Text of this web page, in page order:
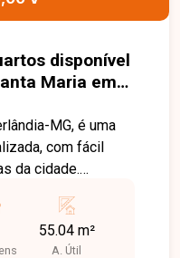
disponível
Maria em
MG, é uma
com fácil
da cidade.
oferece
de vida para
55.04 m²
A. Útil